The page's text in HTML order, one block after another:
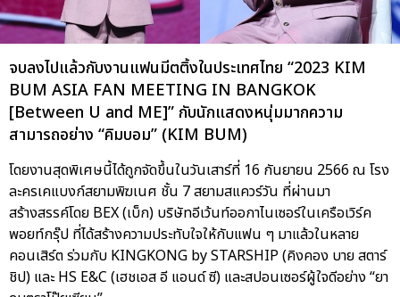
จบลงไปแล้วกับงานแฟนมีตติ้งในประเทศไทย “2023 KIM
BUM ASIA FAN MEETING IN BANGKOK
[Between U and ME]” กับนักแสดงหนุ่มมากความ
สามารถอย่าง “คิมบอม” (KIM BUM)
โดยงานสุดพิเศษนี้ได้ถูกจัดขึ้นในวันเสาร์ที่ 16 กันยายน 2566 ณ โรง
ละครเคแบงก์สยามพิฆเนศ ชั้น 7 สยามสแควร์วัน ที่ผ่านมา
สร้างสรรค์โดย BEX (เบ็ก) บริษัทอีเว้นท์ออกาไนเซอร์ในเครือเวิร์ค
พอยท์กรุ๊ป ที่ได้สร้างความประทับใจให้กับแฟน ๆ มาแล้วในหลาย
คอนเสิร์ต ร่วมกับ KINGKONG by STARSHIP (คิงคอง บาย สตาร์
ชิป) และ HS E&C (เฮชเอส อี แอนด์ ซี) และสปอนเซอร์ผู้ใจดีอย่าง “ยา